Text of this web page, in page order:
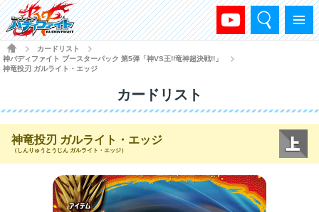
メニュー
検索
HOME
カードリスト
神バディファイト ブースターパック 第5弾「神VS王!!竜神超決戦!!」
神竜投刃 ガルライト・エッジ
カードリスト
神竜投刃 ガルライト・エッジ
（しんりゅうとうじん ガルライト・エッジ）